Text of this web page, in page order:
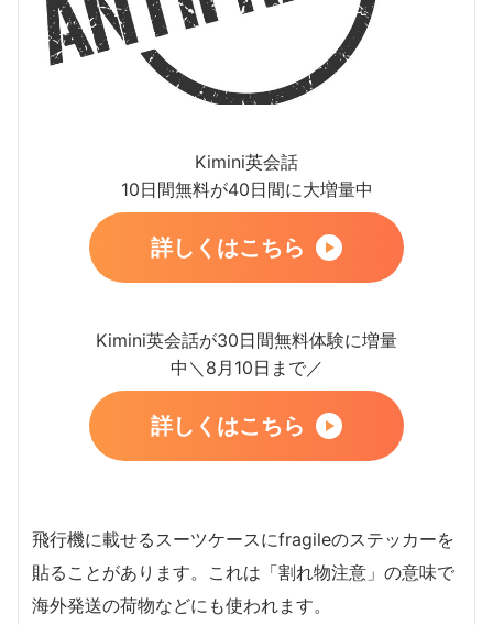
Kimini英会話
10日間無料が40日間に大増量中
詳しくはこちら
Kimini英会話が30日間無料体験に増量
中＼8月10日まで／
詳しくはこちら
飛行機に載せるスーツケースにfragileのステッカーを
貼ることがあります。これは「割れ物注意」の意味で
海外発送の荷物などにも使われます。